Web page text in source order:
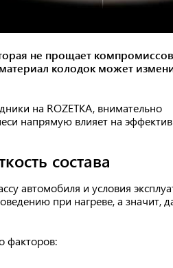
не прощает
колодок может
на ROZETKA, внимательно
напрямую влияет на
состава
автомобиля и условия
при нагреве, а значит,
факторов: